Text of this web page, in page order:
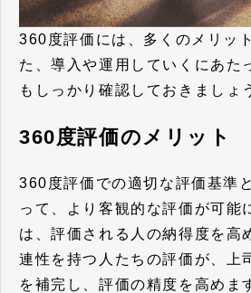
360度評価には、多くのメリッ
た、導入や運用していくにあた
もしっかり確認しておきましょ
360度評価のメリット
360度評価での適切な評価基準
って、より客観的な評価が可能
は、評価される人の納得度を高
連性を持つ人たちの評価が、上
を補完し、評価の精度を高めま